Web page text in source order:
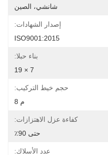
شانشي، الصين
إصدار الشهادات:
ISO9001:2015
بناء حبلا:
حجم خيط التركيب:
م 8
كفاءة عزل الاهتزازات:
حتى 90٪
عدد الأسلاك: